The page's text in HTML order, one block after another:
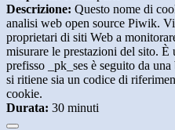
Descrizione: Questo nome di
analisi web open source Piwik.
proprietari di siti Web a
misurare le prestazioni del sito.
prefisso _pk_ses è seguito da
si ritiene sia un codice di
cookie.
Durata: 30 minuti